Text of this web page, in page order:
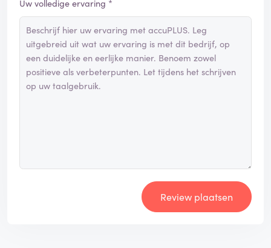
Uw volledige ervaring *
Review plaatsen